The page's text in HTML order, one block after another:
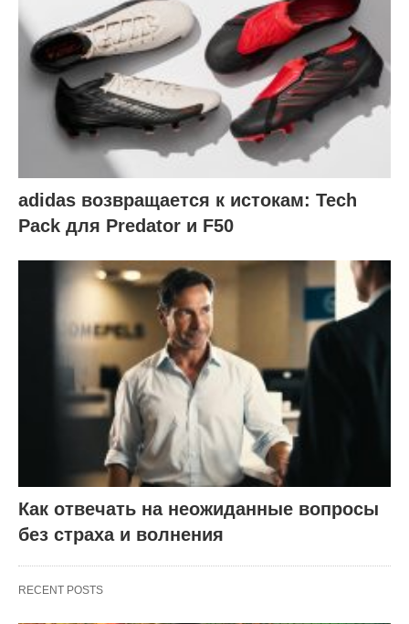
adidas возвращается к истокам: Tech
Pack для Predator и F50
Как отвечать на неожиданные вопросы
без страха и волнения
RECENT POSTS